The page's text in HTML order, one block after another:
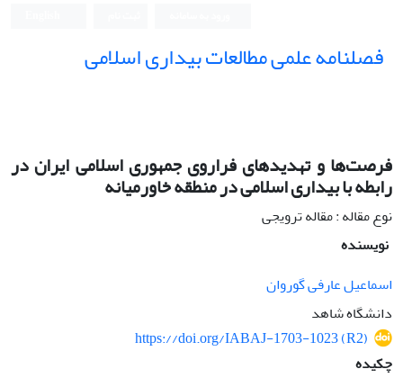
فصلنامه علمی مطالعات بیداری اسلامی
فرصت‌ها و تهدیدهای فراروی جمهوری اسلامی ایران در
رابطه با بیداری اسلامی در منطقه خاورمیانه
نوع مقاله : مقاله ترویجی
نویسنده
اسماعیل عارفی گوروان
دانشگاه شاهد
https://doi.org/IABAJ-1703-1023 (R2)
چکیده